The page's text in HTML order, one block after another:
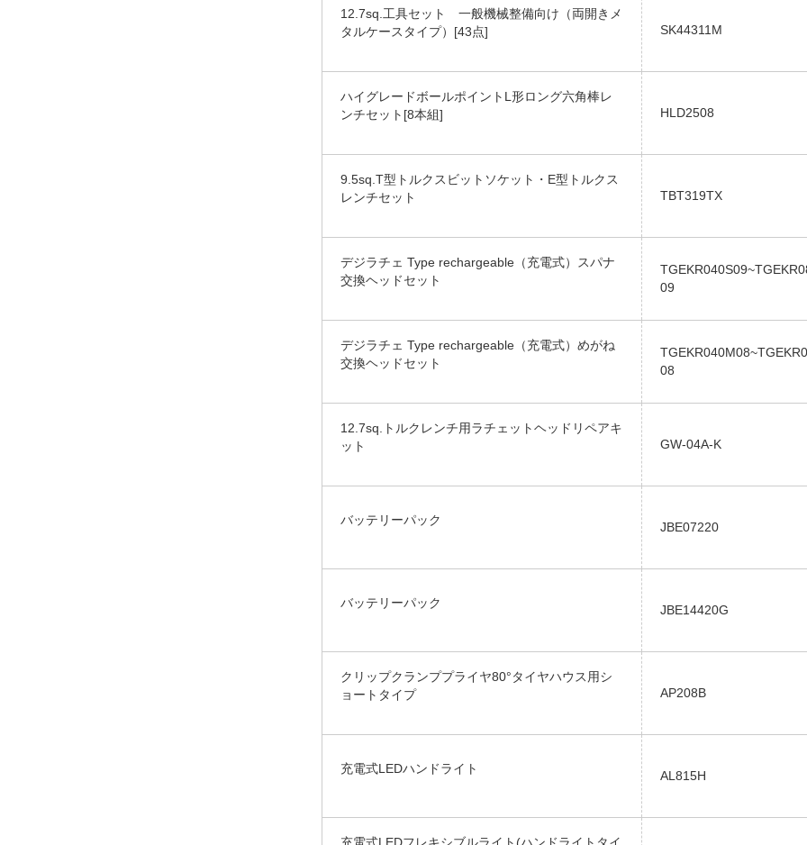
12.7sq.工具セット 一般機械整備向け（両開きメ
タルケースタイプ）[43点]
SK44311M
ハイグレードボールポイントL形ロング六角棒レ
ンチセット[8本組]
HLD2508
9.5sq.T型トルクスビットソケット・E型トルクス
レンチセット
TBT319TX
デジラチェ Type rechargeable（充電式）スパナ
交換ヘッドセット
09
デジラチェ Type rechargeable（充電式）めがね
交換ヘッドセット
08
12.7sq.トルクレンチ用ラチェットヘッドリペアキ
ット
GW-04A-K
バッテリーパック JBE07220
バッテリーパック JBE14420G
クリップクランププライヤ80°タイヤハウス用シ
ョートタイプ
AP208B
充電式LEDハンドライト AL815H